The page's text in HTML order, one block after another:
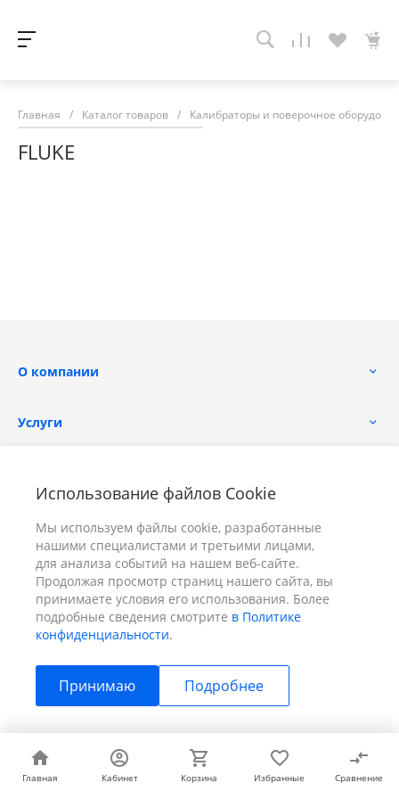
Использование файлов Cookie
Мы используем файлы cookie, разработанные
нашими специалистами и третьими лицами,
для анализа событий на нашем веб-сайте.
Продолжая просмотр страниц нашего сайта, вы
принимаете условия его использования. Более
подробные сведения смотрите в Политике
конфиденциальности.
Принимаю Подробнее
Главная Кабинет Корзина Избранные Сравнение
Главная Кабинет Корзина Избранные Сравнение
Главная / Каталог товаров / Калибраторы и поверочное
FLUKE
О компании
Услуги
+7 (391) 298-00-11 Заказать звонок
г. Красноярск, пер. Телевизорный 9 "А" ООО "ПРИЗМ"
© 2026 ПРИЗМ, Все права защищены